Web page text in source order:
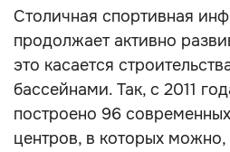
Столичная спортивная
продолжает активно
это касается
бассейнами. Так, с 2011
построено 96
центров, в которых